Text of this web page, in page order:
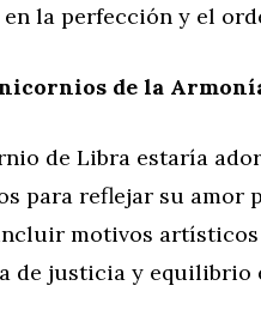
la perfección y el
de la
de Libra estaría
para reflejar su amor
motivos artísticos
de justicia y equilibrio